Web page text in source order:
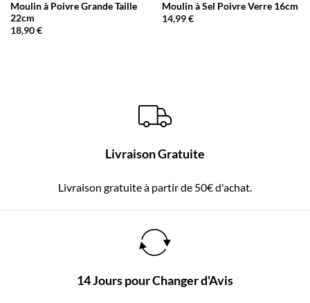
Moulin à Poivre Grande Taille
22cm
18,90€
Moulin à Sel Poivre Verre 16cm
14,99€
Livraison Gratuite
Livraison gratuite à partir de 50€ d'achat.
14 Jours pour Changer d'Avis